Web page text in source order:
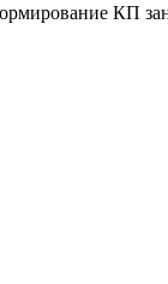
КП